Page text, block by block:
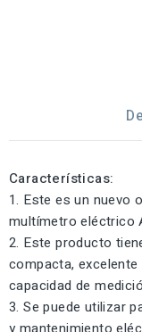
Características:
1. Este es un nuevo
multímetro eléctrico
2. Este producto
compacta,
capacidad de
3. Se puede utilizar